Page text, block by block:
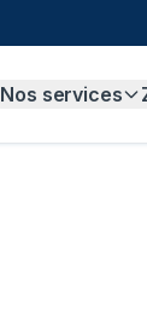
Nos services